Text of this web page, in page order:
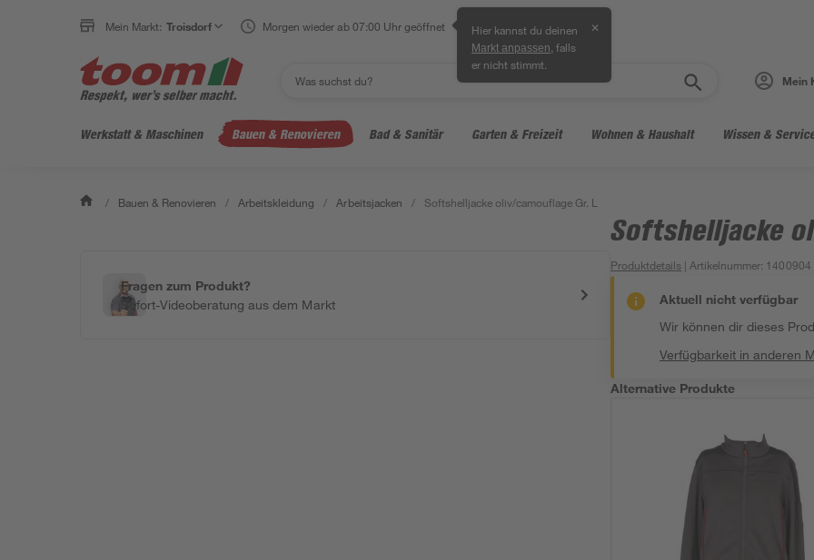
Mein Markt: Troisdorf Morgen wieder ab 07:00 Uhr geöffnet Hier kannst du deinen
Markt anpassen , falls
er nicht stimmt.
✕
Mein
Werkstatt & Maschinen Bauen & Renovieren Bad & Sanitär Garten & Freizeit Wohnen & Haushalt Wissen &
/ Bauen & Renovieren / Arbeitskleidung / Arbeitsjacken / Softshelljacke oliv/camouflage Gr. L
Fragen zum Produkt?
Sofort-Videoberatung aus dem Markt
Softshelljacke
Produktdetails | Artikelnummer: 1400904
Aktuell nicht verfügbar
Wir können dir dieses
Verfügbarkeit in anderen
Alternative Produkte